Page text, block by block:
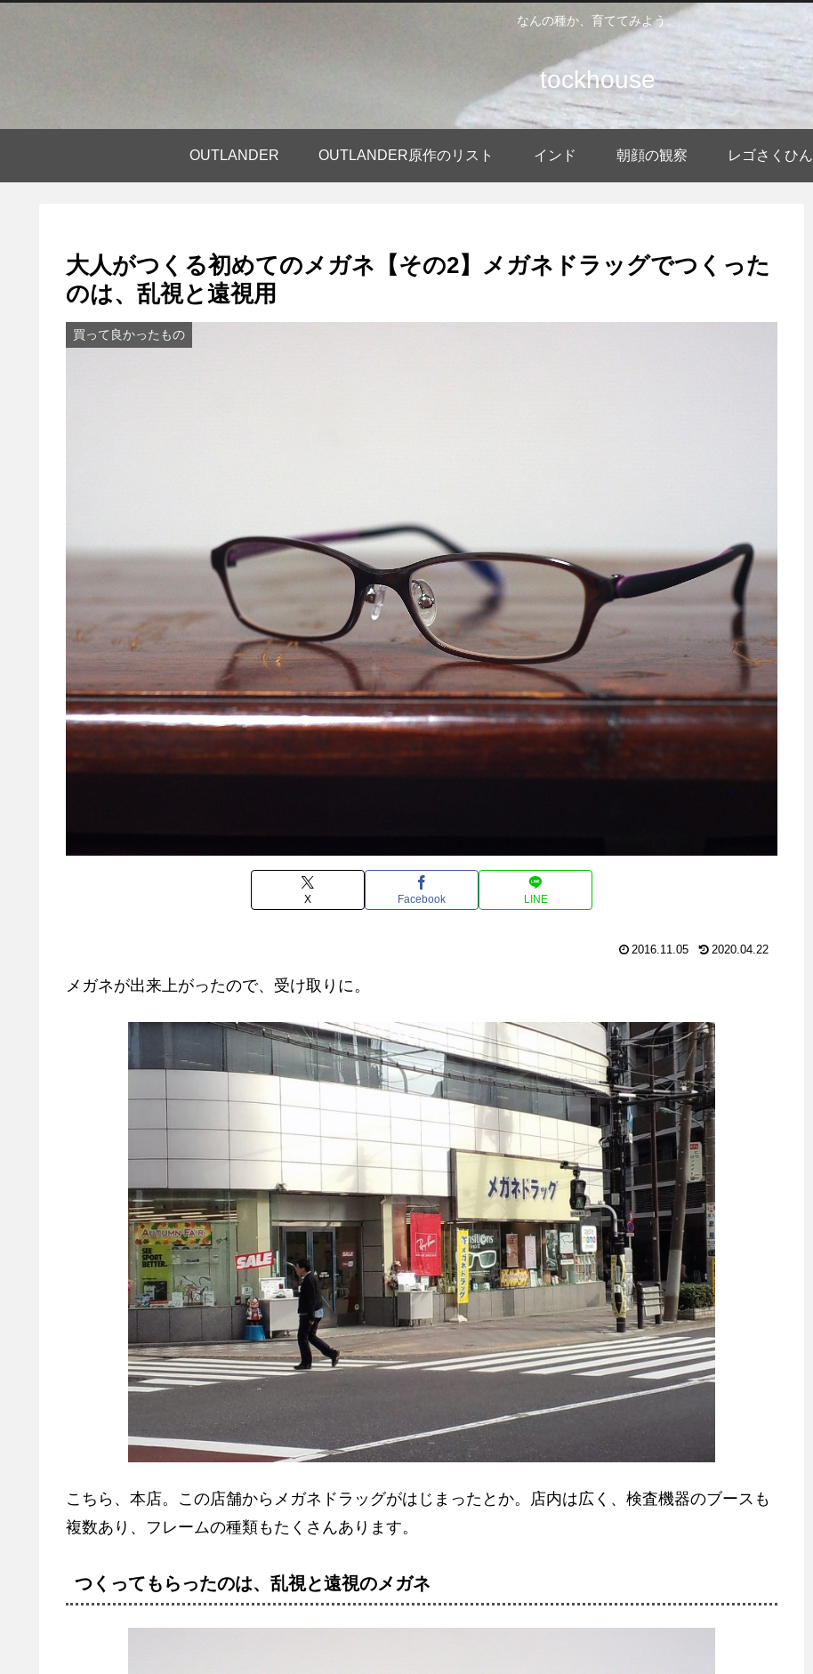
なんの種か、育ててみよう。
tockhouse
OUTLANDER OUTLANDER原作のリスト インド 朝顔の観察 レゴさくひん
大人がつくる初めてのメガネ【その2】メガネドラッグでつくった
のは、乱視と遠視用
買って良かったもの
X Facebook LINE
2016.11.05 2020.04.22
メガネが出来上がったので、受け取りに。
こちら、本店。この店舗からメガネドラッグがはじまったとか。店内は広く、検査機器のブースも
複数あり、フレームの種類もたくさんあります。
つくってもらったのは、乱視と遠視のメガネ